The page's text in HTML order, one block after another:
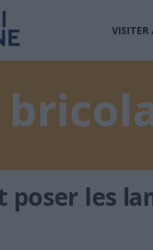
VISITER
poser les